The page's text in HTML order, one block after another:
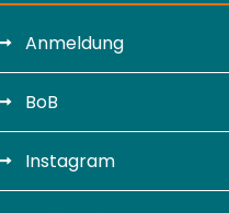
Anmeldung
BoB
Instagram